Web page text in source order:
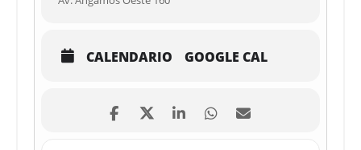
CALENDARIO GOOGLE CAL